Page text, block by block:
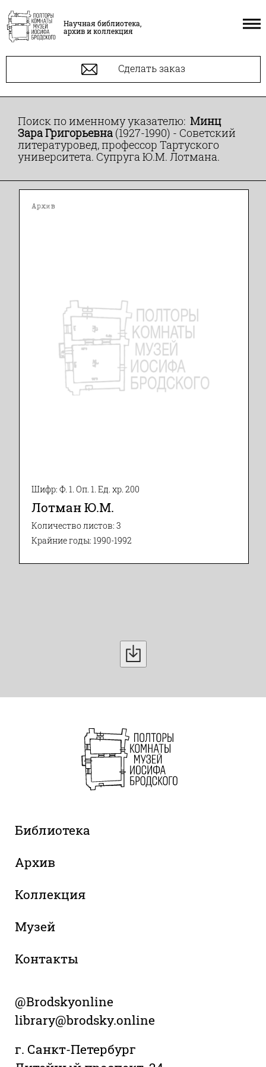
Научная библиотека,
архив и коллекция
Сделать заказ
Поиск по именному указателю: Минц
Зара Григорьевна (1927-1990) - Советский
литературовед, профессор Тартуского
университета. Супруга Ю.М. Лотмана.
Архив
Шифр: Ф. 1. Оп. 1. Ед. хр. 200
Лотман Ю.М.
Количество листов: 3
Крайние годы: 1990-1992
Библиотека
Архив
Коллекция
Музей
Контакты
@Brodskyonline
library@brodsky.online
г. Санкт-Петербург